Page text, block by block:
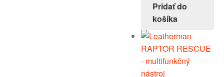
Pridať do
košíka